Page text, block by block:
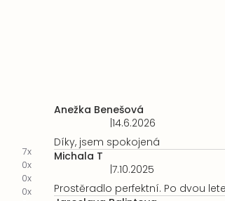
7x
0x
0x
0x
Anežka Benešová
produktu
je
z
5
14.6.2026
Díky, jsem spokojená
Michala T
produktu
7.10.2025
Prostěradlo perfektní. Po dvou